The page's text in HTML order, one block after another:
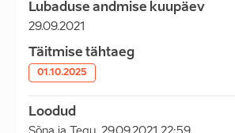
Lubaduse andmise kuupäev
29.09.2021
Täitmise tähtaeg
01.10.2025
Loodud